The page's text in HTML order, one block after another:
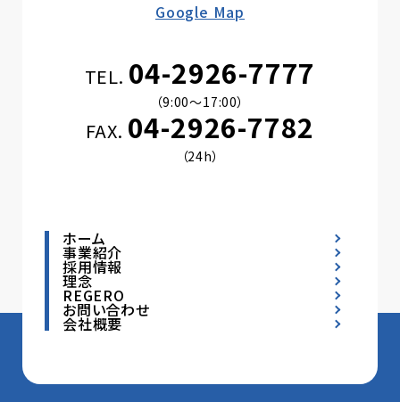
Google Map
TEL. 04-2926-7777
（9:00〜17:00）
FAX. 04-2926-7782
（24h）
ホーム
事業紹介
採用情報
理念
REGERO
お問い合わせ
会社概要